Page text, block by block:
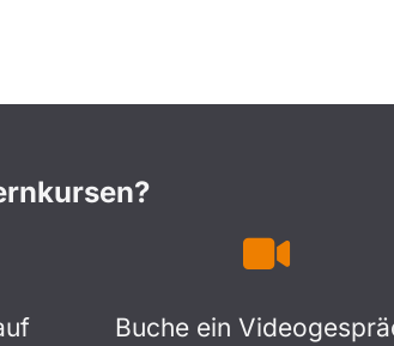
Buche ein